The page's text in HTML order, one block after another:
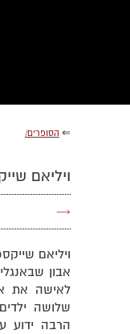
⇐ הסופרים/
ויליאם
→
שלושה
הרבה ידוע